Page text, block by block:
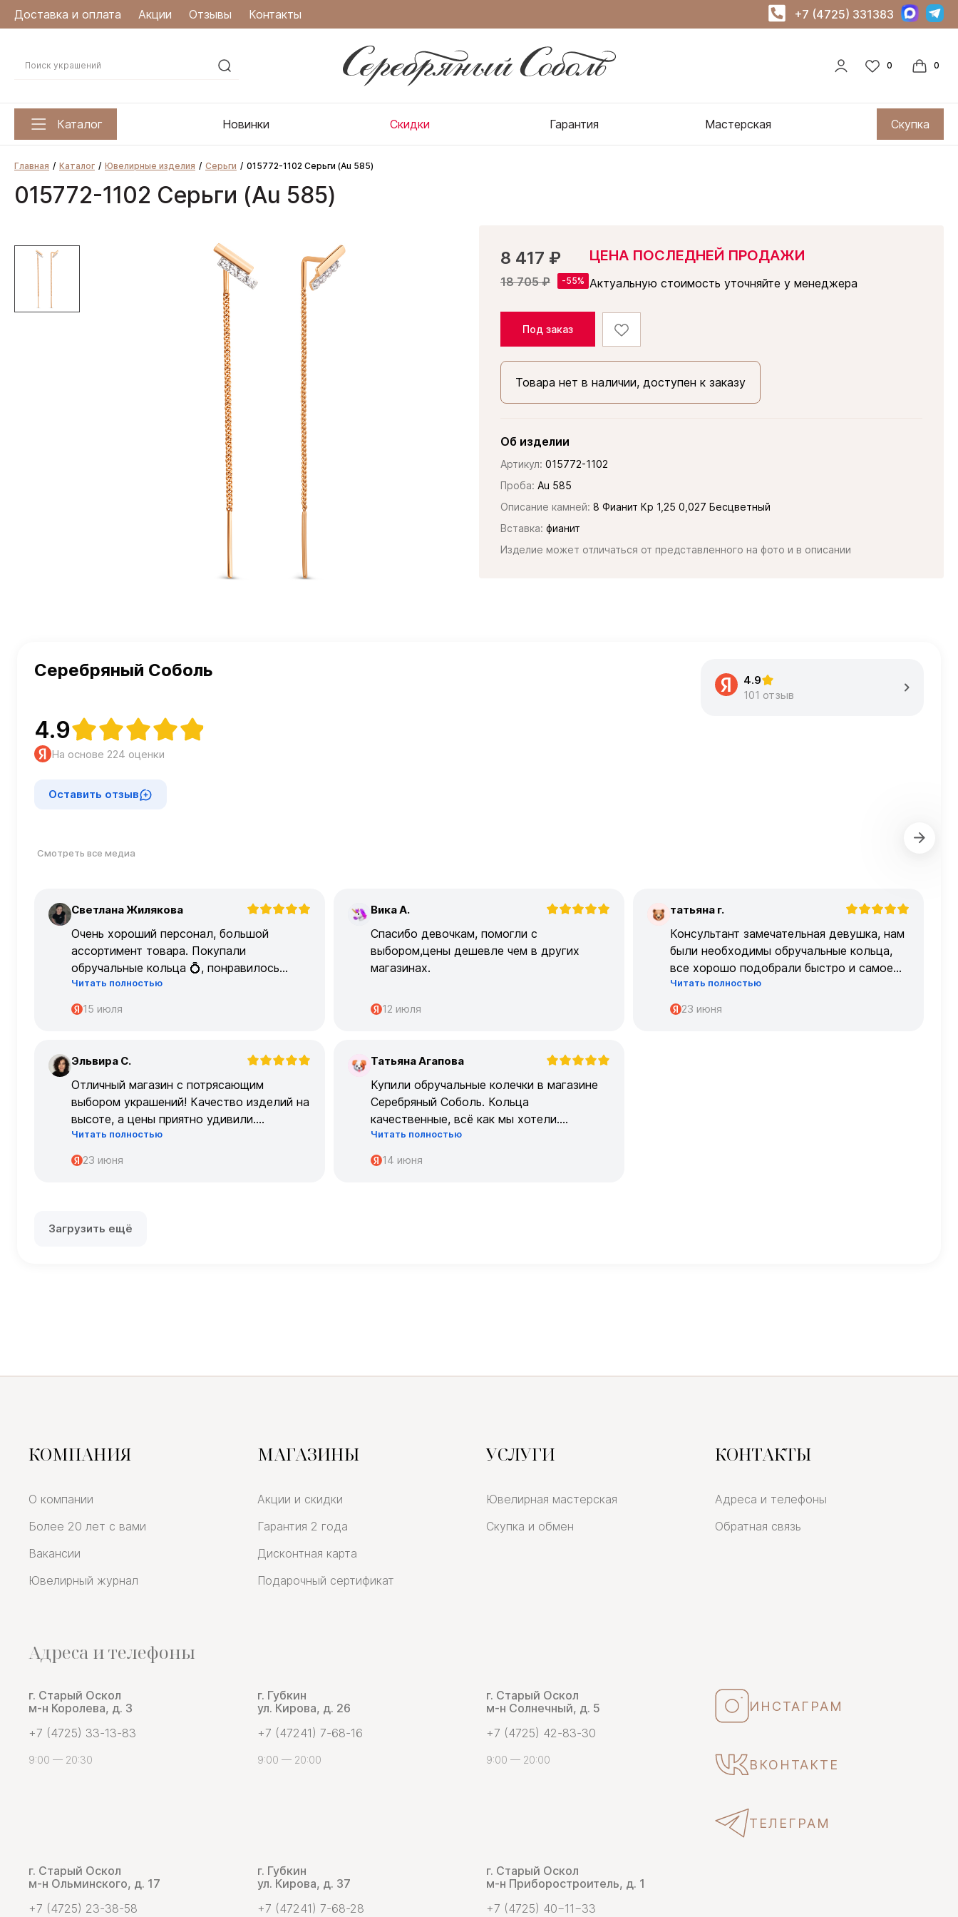
Доставка и оплата Акции Отзывы Контакты +7 (4725) 331383
Каталог Новинки Скидки Гарантия Мастерская Скупка
Главная Каталог Ювелирные изделия Серьги 015772-1102 Серьги (Au 585)
015772-1102 Серьги (Au 585)
8 417 ₽
18 705 ₽
ЦЕНА ПОСЛЕДНЕЙ ПРОДАЖИ
Актуальную стоимость уточняйте у менеджера
Под заказ
Товара нет в наличии, доступен к заказу
Об изделии
Артикул: 015772-1102
Проба: Au 585
Описание камней: 8 Фианит Кр 1,25 0,027 Бесцветный
Вставка: фианит
Изделие может отличаться от представленного на фото и в описании
Серебряный Соболь
4.9
На основе 224 оценки
Оставить отзыв
4.9
101 отзыв
Смотреть все медиа
С Светлана Жилякова
Очень хороший персонал, большой
ассортимент товара. Покупали
обручальные кольца 💍, понравилось
очень
Читать полностью
15 июля
В Вика А.
Спасибо девочкам, помогли с
выбором,цены дешевле чем в других
магазинах.
12 июля
Т татьяна г.
Консультант замечательная девушка, нам
были необходимы обручальные кольца,
все хорошо подобрали быстро и самое
главное, что все подошло по размеру с
первого раза ,огромное спасибо 🌹🌹🌹
Читать полностью
23 июня
Э Эльвира С.
Отличный магазин с потрясающим
выбором украшений! Качество изделий на
высоте, а цены приятно удивили.
Обслуживание на высшем уровне –
консультанты очень профессиональные.
Читать полностью
23 июня
Т Татьяна Агапова
Купили обручальные колечки в магазине
Серебряный Соболь. Кольца
качественные, всё как мы хотели.
Огромрое спасибо персоналу за работу с
нами!
Спасибо
Читать полностью
14 июня
Загрузить ещё
КОМПАНИЯ
О компании
Более 20 лет с вами
Вакансии
Ювелирный журнал
МАГАЗИНЫ
Акции и скидки
Гарантия 2 года
Дисконтная карта
Подарочный сертификат
УСЛУГИ
Ювелирная мастерская
Скупка и обмен
КОНТАКТЫ
Адреса и телефоны
Обратная связь
Адреса и телефоны
г. Старый Оскол
м-н Королева, д. 3
+7 (4725) 33-13-83
9:00 — 20:30
г. Губкин
ул. Кирова, д. 26
+7 (47241) 7-68-16
9:00 — 20:00
г. Старый Оскол
м-н Солнечный, д. 5
+7 (4725) 42-83-30
9:00 — 20:00
ИНСТАГРАМ
ВКОНТАКТЕ
ТЕЛЕГРАМ
г. Старый Оскол
м-н Ольминского, д. 17
+7 (4725) 23-38-58
г. Губкин
ул. Кирова, д. 37
+7 (47241) 7-68-28
г. Старый Оскол
м-н Приборостроитель, д. 1
+7 (4725) 40−11−33